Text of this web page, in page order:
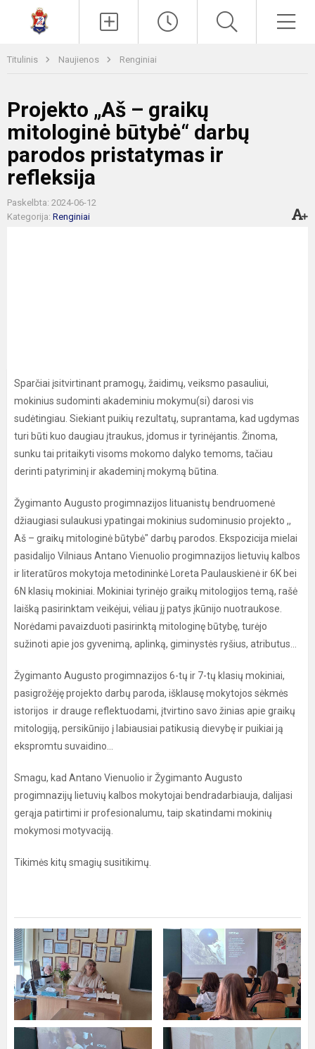
Titulinis Naujienos Renginiai
Projekto „Aš – graikų
mitologinė būtybė“ darbų
parodos pristatymas ir
refleksija
Paskelbta: 2024-06-12
Kategorija: Renginiai
Sparčiai įsitvirtinant pramogų, žaidimų, veiksmo pasauliui,
mokinius sudominti akademiniu mokymu(si) darosi vis
sudėtingiau. Siekiant puikių rezultatų, suprantama, kad ugdymas
turi būti kuo daugiau įtraukus, įdomus ir tyrinėjantis. Žinoma,
sunku tai pritaikyti visoms mokomo dalyko temoms, tačiau
derinti patyriminį ir akademinį mokymą būtina.
Žygimanto Augusto progimnazijos lituanistų bendruomenė
džiaugiasi sulaukusi ypatingai mokinius sudominusio projekto ,,
Aš – graikų mitologinė būtybė" darbų parodos. Ekspozicija mielai
pasidalijo Vilniaus Antano Vienuolio progimnazijos lietuvių kalbos
ir literatūros mokytoja metodininkė Loreta Paulauskienė ir 6K bei
6N klasių mokiniai. Mokiniai tyrinėjo graikų mitologijos temą, rašė
laišką pasirinktam veikėjui, vėliau jį patys įkūnijo nuotraukose.
Norėdami pavaizduoti pasirinktą mitologinę būtybę, turėjo
sužinoti apie jos gyvenimą, aplinką, giminystės ryšius, atributus...
Žygimanto Augusto progimnazijos 6-tų ir 7-tų klasių mokiniai,
pasigrožėję projekto darbų paroda, išklausę mokytojos sėkmės
istorijos ir drauge reflektuodami, įtvirtino savo žinias apie graikų
mitologiją, persikūnijo į labiausiai patikusią dievybę ir puikiai ją
ekspromtu suvaidino...
Smagu, kad Antano Vienuolio ir Žygimanto Augusto
progimnazijų lietuvių kalbos mokytojai bendradarbiauja, dalijasi
gerąja patirtimi ir profesionalumu, taip skatindami mokinių
mokymosi motyvaciją.
Tikimės kitų smagių susitikimų.